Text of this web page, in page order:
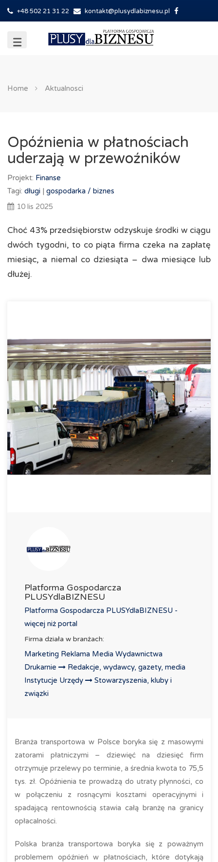
+48 502 21 31 22 kontakt@plusydlabiznesu.pl
Home Aktualnosci
Opóźnienia w płatnościach
uderzają w przewoźników
Projekt: Finanse
Tagi: długi | gospodarka / biznes
10 lis 2025
Choć 43% przedsiębiorstw odzyskuje środki w ciągu
dwóch tygodni, to co piąta firma czeka na zapłatę
miesiąc, a niemal co dziesiąta – dwa miesiące lub
dłużej.
Platforma Gospodarcza
PLUSYdlaBIZNESU
Platforma Gospodarcza PLUSYdlaBIZNESU -
więcej niż portal
Firma działa w branżach:
Marketing Reklama Media Wydawnictwa
Drukarnie
Redakcje, wydawcy, gazety, media
Instytucje Urzędy
Stowarzyszenia, kluby i
związki
Branża transportowa w Polsce boryka się z masowymi
zatorami płatniczymi – dziewięć na dziesięć firm
otrzymuje przelewy po terminie, a średnia kwota to 75,5
tys. zł. Opóźnienia te prowadzą do utraty płynności, co
w połączeniu z rosnącymi kosztami operacyjnymi i
spadającą rentownością stawia całą branżę na granicy
opłacalności.
Polska branża transportowa boryka się z poważnym
problemem opóźnień w płatnościach, które dotykają